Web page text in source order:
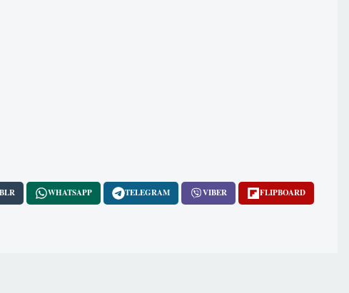
WHATSAPP TELEGRAM VIBER FLIPBOARD